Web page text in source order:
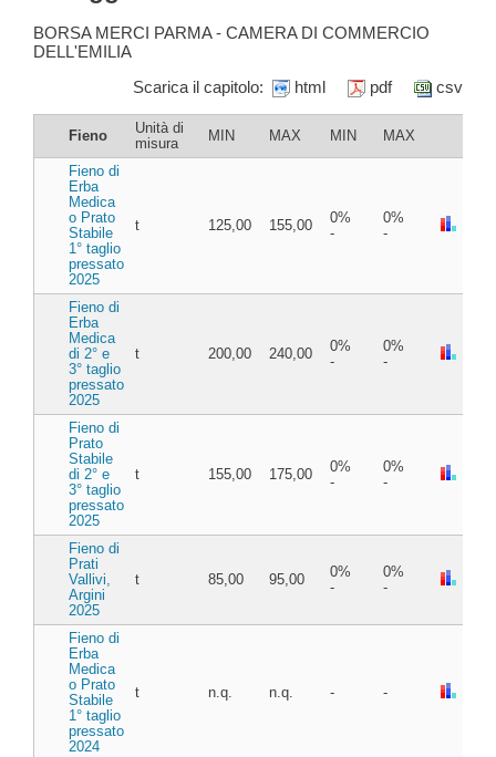
BORSA MERCI PARMA - CAMERA DI COMMERCIO
DELL'EMILIA
Scarica il capitolo:
html pdf csv
Fieno
Unità di
misura
MIN MAX MIN MAX
Fieno di
Erba
Medica
o Prato
Stabile
1° taglio
pressato
2025
t 125,00 155,00
0%
-
0%
-
Fieno di
Erba
Medica
di 2° e
3° taglio
pressato
2025
t 200,00 240,00
0%
-
0%
-
Fieno di
Prato
Stabile
di 2° e
3° taglio
pressato
2025
t 155,00 175,00
0%
-
0%
-
Fieno di
Prati
Vallivi,
Argini
2025
t 85,00 95,00
0%
-
0%
-
Fieno di
Erba
Medica
o Prato
Stabile
1° taglio
pressato
2024
t n.q. n.q. - -